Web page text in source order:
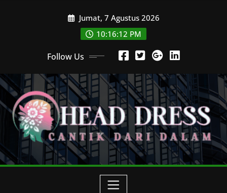
Jumat, 7 Agustus 2026
10:16:12 PM
Follow Us